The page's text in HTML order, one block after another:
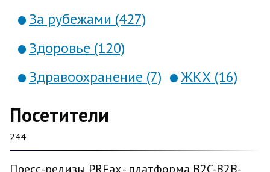
За рубежами (427)
Здоровье (120)
Здравоохранение (7)
ЖКХ (16)
Посетители
244